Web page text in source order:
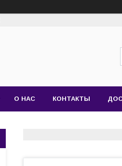
О НАС КОНТАКТЫ